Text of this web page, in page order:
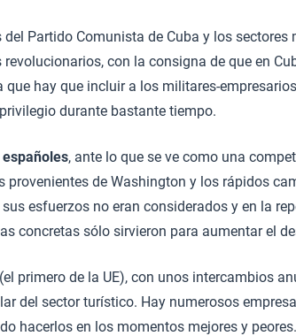
Partido Comunista de Cuba y los
con la consigna de que en
hay que incluir a los militares-
durante bastante tiempo.
, ante lo que se ve como una
de Washington y los rápidos
esfuerzos no eran considerados y en la
concretas sólo sirvieron para aumentar el
(el primero de la UE), con unos intercambios
del sector turístico. Hay numerosos
hacerlos en los momentos mejores y peores.